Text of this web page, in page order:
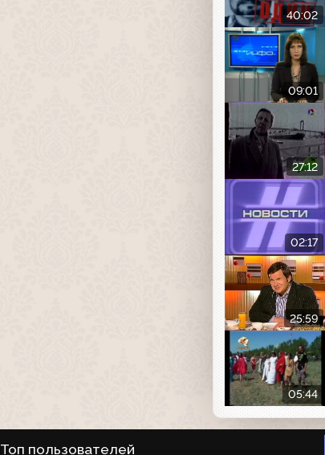
40:02
09:01
27:12
02:17
25:59
05:44
Топ пользователей